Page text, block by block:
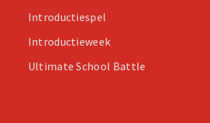
Introductiespel
Introductieweek
Ultimate School Battle